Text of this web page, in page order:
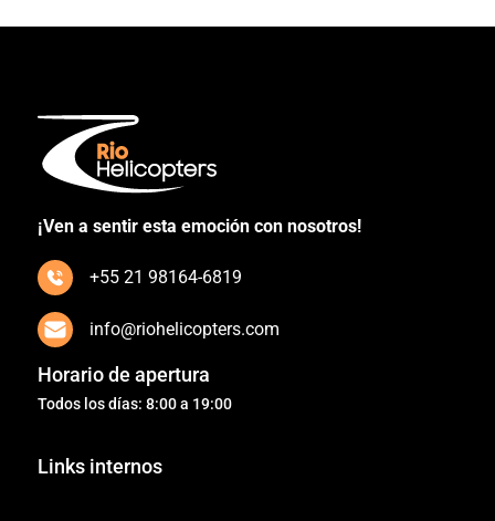
¡Ven a sentir esta emoción con nosotros!
+55 21 98164-6819
info@riohelicopters.com
Horario de apertura
Todos los días: 8:00 a 19:00
Links internos